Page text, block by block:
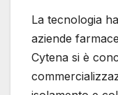
La tecnologia
aziende
Cytena si è